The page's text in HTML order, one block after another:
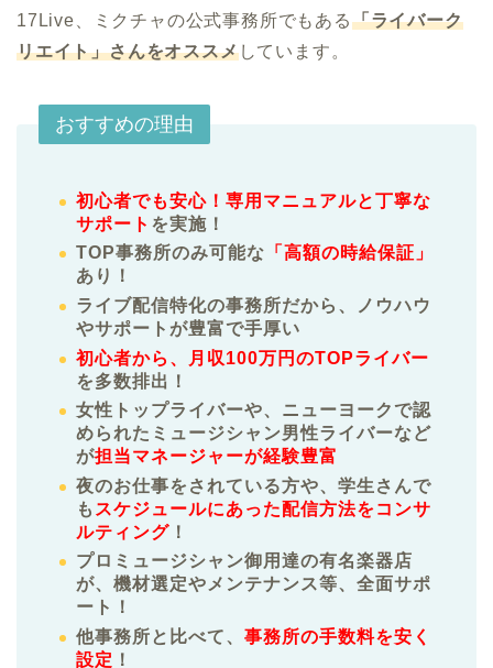
17Live、ミクチャの公式事務所でもある「ライバーク
リエイト」さんをオススメしています。
おすすめの理由
初心者でも安心！専用マニュアルと丁寧な
サポート を実施！
TOP事務所のみ可能な 「高額の時給保証」
あり！
ライブ配信特化の事務所だから、ノウハウ
やサポートが豊富で手厚い
初心者から、月収100万円のTOPライバー
を多数排出！
女性トップライバーや、ニューヨークで認
められたミュージシャン男性ライバーなど
が担当マネージャーが経験豊富
夜のお仕事をされている方や、学生さんで
も スケジュールにあった配信方法をコンサ
ルティング ！
プロミュージシャン御用達の有名楽器店
が、機材選定やメンテナンス等、全面サポ
ート！
他事務所と比べて、 事務所の手数料を安く
設定 ！